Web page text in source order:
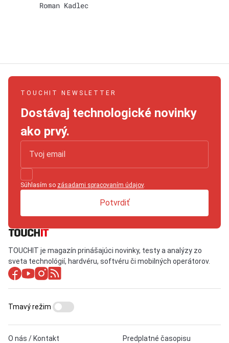
Roman Kadlec
TOUCHIT NEWSLETTER
Dostávaj technologické novinky
ako prvý.
Súhlasím so zásadami spracovaním údajov.
Potvrdiť
TOUCHIT je magazín prinášajúci novinky, testy a analýzy zo
sveta technológií, hardvéru, softvéru či mobilných operátorov.
O nás / Kontakt Predplatné časopisu
Tmavý režim